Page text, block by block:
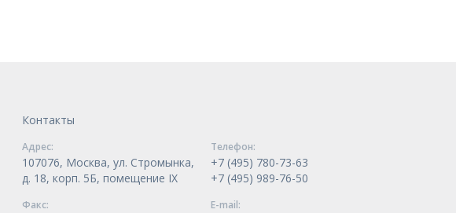
Контакты
Адрес:
107076, Москва, ул. Стромынка,
д. 18, корп. 5Б, помещение IX
Телeфон:
+7 (495) 780-73-63
+7 (495) 989-76-50
Факс: E-mail: